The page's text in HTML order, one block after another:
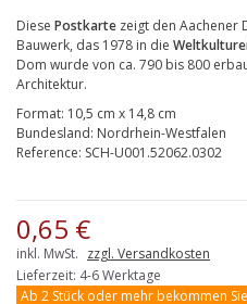
Diese Postkarte zeigt den Aachener
Bauwerk, das 1978 in die
Dom wurde von ca. 790 bis 800
Architektur.
Format: 10,5 cm x 14,8 cm
Bundesland: Nordrhein-Westfalen
Reference: SCH-U001.52062.0302
0,65 €
inkl. MwSt. zzgl. Versandkosten
Lieferzeit: 4-6 Werktage
Ab 2 Stück oder mehr bekommen